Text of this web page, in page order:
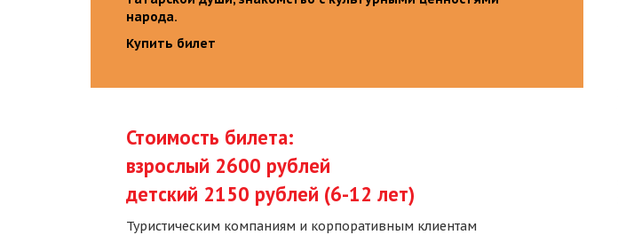
народа.
Купить билет
Стоимость билета:
взрослый 2600 рублей
детский 2150 рублей (6-12 лет)
Туристическим компаниям и корпоративным клиентам